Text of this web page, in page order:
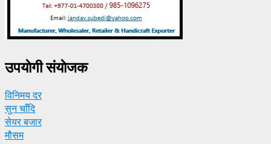
उपयाेगी संयाेजक
विनिमय दर
सुन चाँदि
सेयर बजार
मौसम